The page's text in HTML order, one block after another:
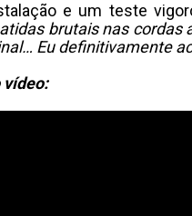
e um teste
brutais nas cordas
Eu definitivamente
vídeo: